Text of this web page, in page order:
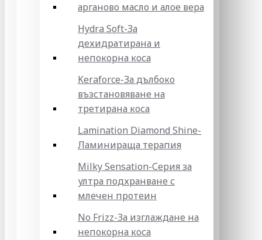
арганово масло и алое вера
Hydra Soft-За
дехидратирана и
непокорна коса
Keraforce-За дълбоко
възстановяване на
третирана коса
Lamination Diamond Shine-
Ламинираща терапия
Milky Sensation-Серия за
ултра подхранване с
млечен протеин
No Frizz-За изглаждане на
непокорна коса